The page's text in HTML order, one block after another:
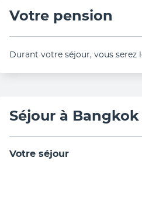
Votre pension
Durant votre séjour, vous
Séjour à
Votre séjour